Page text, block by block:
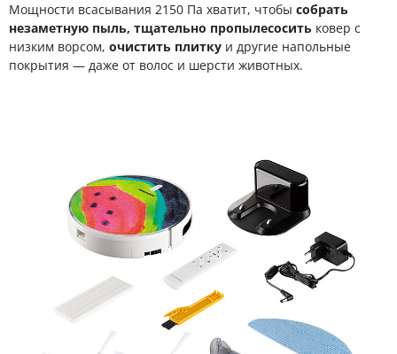
Мощности всасывания 2150 Па хватит, чтобы собрать
незаметную пыль, тщательно пропылесосить ковер с
низким ворсом, очистить плитку и другие напольные
покрытия — даже от волос и шерсти животных.